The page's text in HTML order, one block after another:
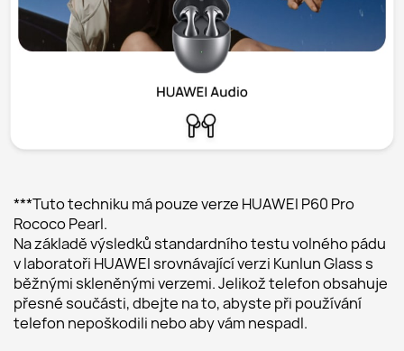
***Tuto techniku ​​má pouze verze HUAWEI P60 Pro
Rococo Pearl.
Na základě výsledků standardního testu volného pádu
v laboratoři HUAWEI srovnávající verzi Kunlun Glass s
běžnými skleněnými verzemi. Jelikož telefon obsahuje
přesné součásti, dbejte na to, abyste při používání
telefon nepoškodili nebo aby vám nespadl.